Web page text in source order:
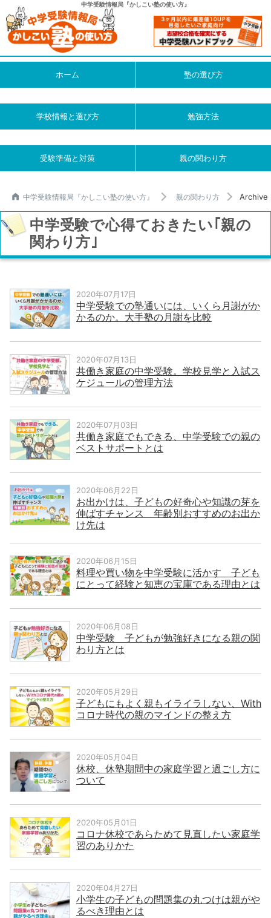
中学受験情報局『かしこい塾の使い方』
ホーム 塾の選び方
学校情報と選び方 勉強方法
受験準備と対策 親の関わり方
中学受験情報局『かしこい塾の使い方』 親の関わり方 Archive
中学受験で心得ておきたい｢親の
関わり方｣
2020年07月17日
中学受験での塾通いには、いくら月謝がか
かるのか。大手塾の月謝を比較
2020年07月13日
共働き家庭の中学受験。学校見学と入試ス
ケジュールの管理方法
2020年07月03日
共働き家庭でもできる、中学受験での親の
ベストサポートとは
2020年06月22日
お出かけは、子どもの好奇心や知識の芽を
伸ばすチャンス 年齢別おすすめのお出か
け先は
2020年06月15日
料理や買い物を中学受験に活かす 子ども
にとって経験と知恵の宝庫である理由とは
2020年06月08日
中学受験 子どもが勉強好きになる親の関
わり方とは
2020年05月29日
子どもにもよく親もイライラしない、With
コロナ時代の親のマインドの整え方
2020年05月04日
休校、休塾期間中の家庭学習と過ごし方に
ついて
2020年05月01日
コロナ休校であらためて見直したい家庭学
習のありかた
2020年04月27日
小学生の子どもの問題集の丸つけは親がや
るべき理由とは